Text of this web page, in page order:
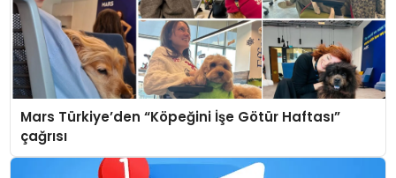
Mars Türkiye’den “Köpeğini İşe Götür Haftası”
çağrısı